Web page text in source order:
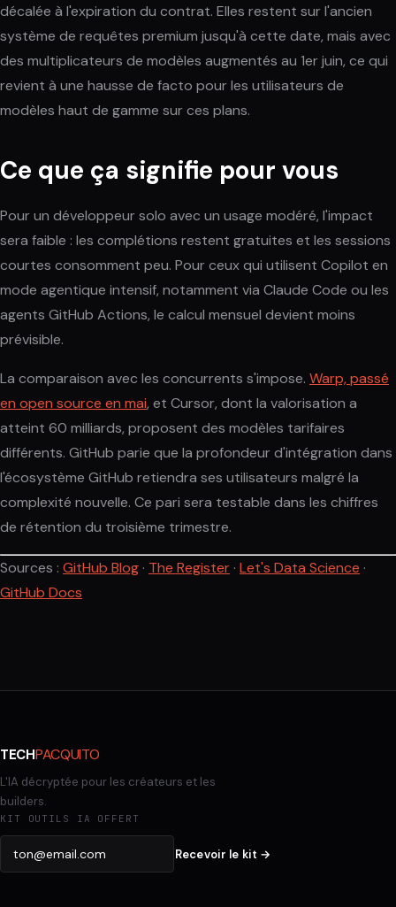
décalée à l'expiration du contrat. Elles restent sur l'ancien
système de requêtes premium jusqu'à cette date, mais avec
des multiplicateurs de modèles augmentés au 1er juin, ce qui
revient à une hausse de facto pour les utilisateurs de
modèles haut de gamme sur ces plans.
Ce que ça signifie pour vous
Pour un développeur solo avec un usage modéré, l'impact
sera faible : les complétions restent gratuites et les sessions
courtes consomment peu. Pour ceux qui utilisent Copilot en
mode agentique intensif, notamment via Claude Code ou les
agents GitHub Actions, le calcul mensuel devient moins
prévisible.
La comparaison avec les concurrents s'impose. Warp, passé
en open source en mai, et Cursor, dont la valorisation a
atteint 60 milliards, proposent des modèles tarifaires
différents. GitHub parie que la profondeur d'intégration dans
l'écosystème GitHub retiendra ses utilisateurs malgré la
complexité nouvelle. Ce pari sera testable dans les chiffres
de rétention du troisième trimestre.
Sources : GitHub Blog · The Register · Let's Data Science ·
GitHub Docs
TECHPACQUITO
L'IA décryptée pour les créateurs et les
builders.
KIT OUTILS IA OFFERT
Recevoir le kit →